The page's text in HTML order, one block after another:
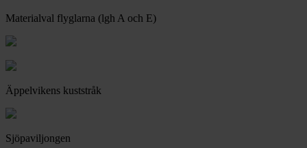
Materialval flyglarna (lgh A och E)
Äppelvikens kuststråk
Sjöpaviljongen